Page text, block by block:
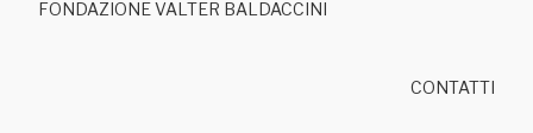
FONDAZIONE VALTER BALDACCINI
CONTATTI